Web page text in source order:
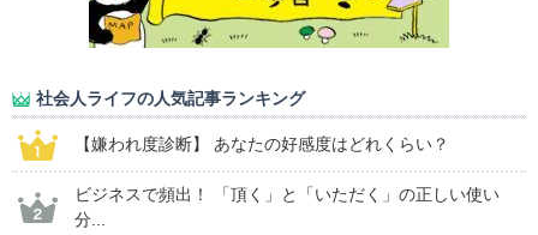
社会人ライフの人気記事ランキング
【嫌われ度診断】 あなたの好感度はどれくらい？
ビジネスで頻出！ 「頂く」と「いただく」の正しい使い
分...